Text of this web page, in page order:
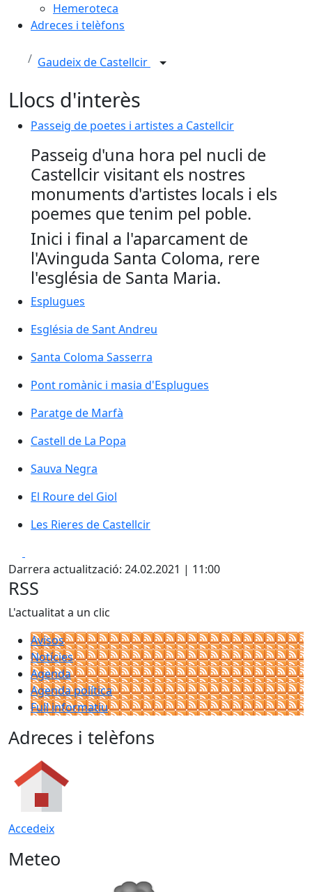
Hemeroteca
Adreces i telèfons
Gaudeix de Castellcir
Llocs d'interès
Passeig de poetes i artistes a Castellcir
Passeig de poetes i artistes a Castellcir
Passeig d'una hora pel nucli de
Castellcir visitant els nostres
monuments d'artistes locals i els
poemes que tenim pel poble.
Inici i final a l'aparcament de
l'Avinguda Santa Coloma, rere
l'església de Santa Maria.
Esplugues
Esplugues
Església de Sant Andreu
Església de Sant Andreu
Santa Coloma Sasserra
Santa Coloma Sasserra
Pont romànic i masia d'Esplugues
Pont romànic i masia d'Esplugues
Paratge de Marfà
Paratge de Marfà
Castell de La Popa
Castell de La Popa
Sauva Negra
Sauva Negra
El Roure del Giol
El Roure del Giol
Les Rieres de Castellcir
Les Rieres de Castellcir
Darrera actualització: 24.02.2021 | 11:00
RSS
L'actualitat a un clic
Avisos
Notícies
Agenda
Agenda política
Full informatiu
Adreces i telèfons
Accedeix
Meteo